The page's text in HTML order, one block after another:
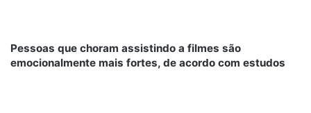
Pessoas que choram assistindo a filmes são
emocionalmente mais fortes, de acordo com estudos